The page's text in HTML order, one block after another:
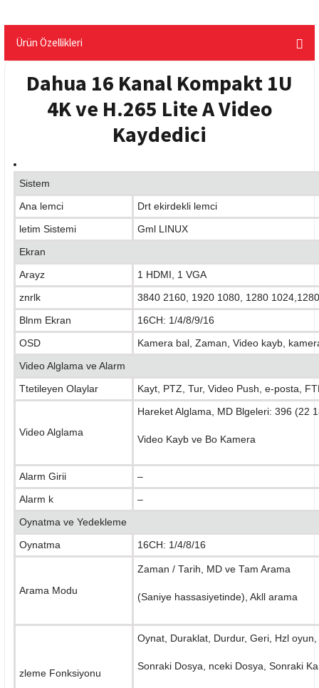
Ürün Özellikleri
Dahua 16 Kanal Kompakt 1U
4K ve H.265 Lite A Video
Kaydedici
Sistem
Ana lemci Drt ekirdekli lemci
letim Sistemi Gml LINUX
Ekran
Arayz 1 HDMI, 1 VGA
znrlk 3840 2160, 1920 1080, 1280
Blnm Ekran 16CH: 1/4/8/9/16
OSD Kamera bal, Zaman, Video kayb,
Video Alglama ve Alarm
Ttetileyen Olaylar Kayt, PTZ, Tur, Video Push, e-posta,
Video Alglama
Hareket Alglama, MD Blgeleri: 396 (22
Video Kayb ve Bo Kamera
Alarm Girii –
Alarm k –
Oynatma ve Yedekleme
Oynatma 16CH: 1/4/8/16
Arama Modu
Zaman / Tarih, MD ve Tam Arama
(Saniye hassasiyetinde), Akll arama
zleme Fonksiyonu
Oynat, Duraklat, Durdur, Geri, Hzl
Sonraki Dosya, nceki Dosya, Sonraki